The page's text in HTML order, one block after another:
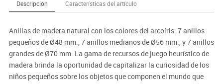
Descripción Características del artículo
Anillas de madera natural con los colores del arcoíris: 7 anillos
pequeños de Ø48 mm., 7 anillos medianos de Ø56 mm., y 7 anillos
grandes de Ø70 mm. La gama de recursos de juego heurístico de
madera brinda la oportunidad de capitalizar la curiosidad de los
niños pequeños sobre los objetos que componen el mundo que